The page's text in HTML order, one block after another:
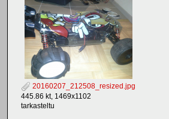
20160207_212508_resized.jpg
445.86 kt, 1469x1102
tarkasteltu